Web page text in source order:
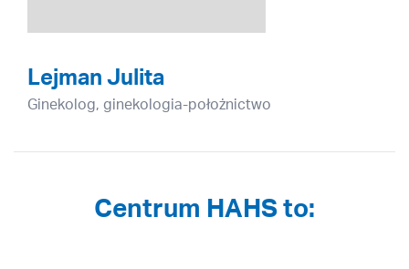
Lejman Julita
Ginekolog, ginekologia-położnictwo
Centrum HAHS to: